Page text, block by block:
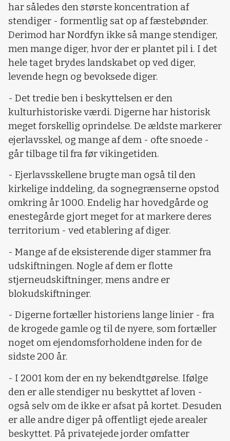
har således den største koncentration af
stendiger - formentlig sat op af fæstebønder.
Derimod har Nordfyn ikke så mange stendiger,
men mange diger, hvor der er plantet pil i. I det
hele taget brydes landskabet op ved diger,
levende hegn og bevoksede diger.
- Det tredie ben i beskyttelsen er den
kulturhistoriske værdi. Digerne har historisk
meget forskellig oprindelse. De ældste markerer
ejerlavsskel, og mange af dem - ofte snoede -
går tilbage til fra før vikingetiden.
- Ejerlavsskellene brugte man også til den
kirkelige inddeling, da sognegrænserne opstod
omkring år 1000. Endelig har hovedgårde og
enestegårde gjort meget for at markere deres
territorium - ved etablering af diger.
- Mange af de eksisterende diger stammer fra
udskiftningen. Nogle af dem er flotte
stjerneudskiftninger, mens andre er
blokudskiftninger.
- Digerne fortæller historiens lange linier - fra
de krogede gamle og til de nyere, som fortæller
noget om ejendomsforholdene inden for de
sidste 200 år.
- I 2001 kom der en ny bekendtgørelse. Ifølge
den er alle stendiger nu beskyttet af loven -
også selv om de ikke er afsat på kortet. Desuden
er alle andre diger på offentligt ejede arealer
beskyttet. På privatejede jorder omfatter